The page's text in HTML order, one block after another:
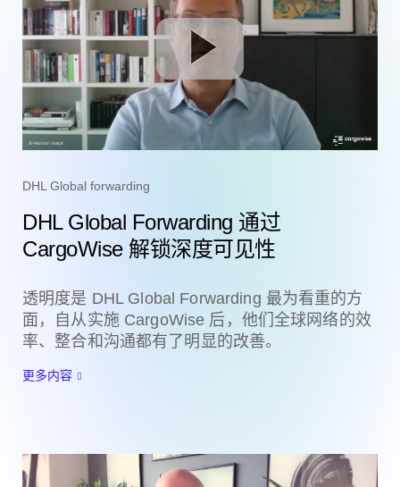
DHL Global forwarding
DHL Global Forwarding 通过
CargoWise 解锁深度可见性
透明度是 DHL Global Forwarding 最为看重的方
面，自从实施 CargoWise 后，他们全球网络的效
率、整合和沟通都有了明显的改善。
更多内容